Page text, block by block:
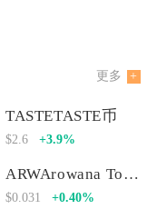
更多
TASTETASTE币
$2.6 +3.9%
ARWArowana Token
$0.031 +0.40%